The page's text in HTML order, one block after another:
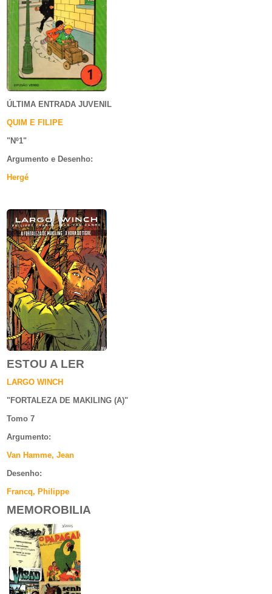
ÚLTIMA ENTRADA JUVENIL
QUIM E FILIPE
"Nº1"
Argumento e Desenho:
Hergé
ESTOU A LER
LARGO WINCH
"FORTALEZA DE MAKILING (A)"
Tomo 7
Argumento:
Van Hamme, Jean
Desenho:
Francq, Philippe
MEMOROBILIA